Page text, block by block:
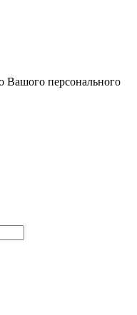
Вашого персонального